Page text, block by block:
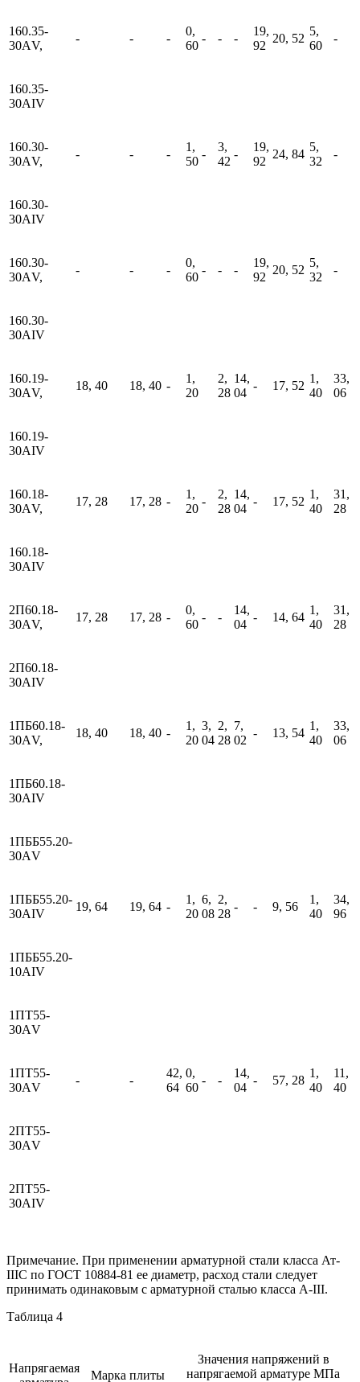
160.35-
30АV,
- - -
0,
60
- - -
19,
92
20, 52
5,
60
-
160.35-
30АIV
160.30-
30АV,
- - -
1,
50
-
3,
42
-
19,
92
24, 84
5,
32
-
160.30-
30АIV
160.30-
30АV,
- - -
0,
60
- - -
19,
92
20, 52
5,
32
-
160.30-
30АIV
160.19-
30АV,
18, 40 18, 40 -
1,
20
2,
28
14,
04
- 17, 52
1,
40
33,
06
160.19-
30АIV
160.18-
30АV,
17, 28 17, 28 -
1,
20
-
2,
28
14,
04
- 17, 52
1,
40
31,
28
160.18-
30АIV
2П60.18-
30АV,
17, 28 17, 28 -
0,
60
- -
14,
04
- 14, 64
1,
40
31,
28
2П60.18-
30АIV
1ПБ60.18-
30АV,
18, 40 18, 40 -
1,
20
3,
04
2,
28
7,
02
- 13, 54
1,
40
33,
06
1ПБ60.18-
30АIV
1ПББ55.20-
30АV
1ПББ55.20-
30АIV
19, 64 19, 64 -
1,
20
6,
08
2,
28
- - 9, 56
1,
40
34,
96
1ПББ55.20-
10АIV
1ПТ55-
30АV
1ПТ55-
30АV
- -
42,
64
0,
60
- -
14,
04
- 57, 28
1,
40
11,
40
2ПТ55-
30АV
2ПТ55-
30АIV
Примечание. При применении арматурной стали класса Ат-
IIIС по ГОСТ 10884-81 ее диаметр, расход стали следует
принимать одинаковым с арматурной сталью класса А-III.
Таблица 4
Напрягаемая
Марка плиты
Значения напряжений в
напрягаемой арматуре МПа